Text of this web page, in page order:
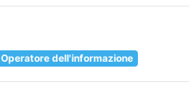
Operatore dell'informazione